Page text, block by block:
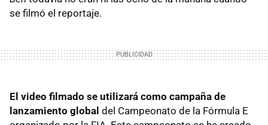
se filmó el reportaje.
El video filmado se utilizará como campaña de
lanzamiento global del Campeonato de la Fórmula E